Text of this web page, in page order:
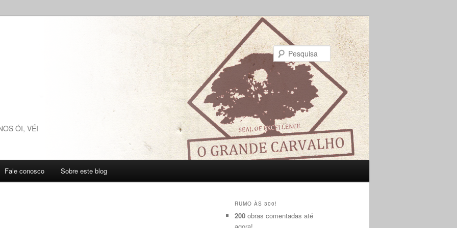
ÓI, VÉI
Pesquisa
Fale conosco Sobre este blog
RUMO ÀS 300!
200 obras comentadas até